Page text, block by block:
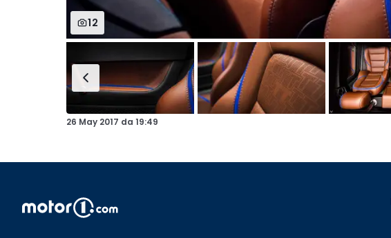
12
26 May 2017 da 19:49